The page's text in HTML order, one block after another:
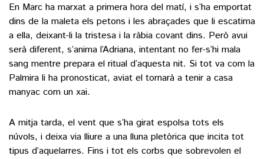
En Marc ha marxat a primera hora del matí, i s’ha emportat
dins de la maleta els petons i les abraçades que li escatima
a ella, deixant-li la tristesa i la ràbia covant dins. Però avui
serà diferent, s’anima l’Adriana, intentant no fer-s’hi mala
sang mentre prepara el ritual d’aquesta nit. Si tot va com la
Palmira li ha pronosticat, aviat el tornarà a tenir a casa
manyac com un xai.
A mitja tarda, el vent que s’ha girat espolsa tots els
núvols, i deixa via lliure a una lluna pletòrica que incita tot
tipus d’aquelarres. Fins i tot els corbs que sobrevolen el